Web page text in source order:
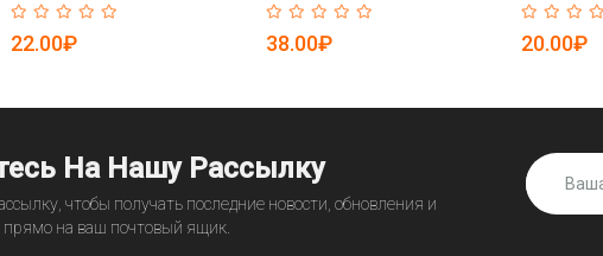
2K000 (арт. 25-19085327)
22.00₽
60x80x9 мм (арт. 25-
19085514)
38.00₽
47*70*12
20.00₽
На Нашу Рассылку
чтобы получать последние новости, обновления и
на ваш почтовый ящик.